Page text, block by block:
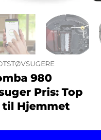
980
Pris: Top
til Hjemmet